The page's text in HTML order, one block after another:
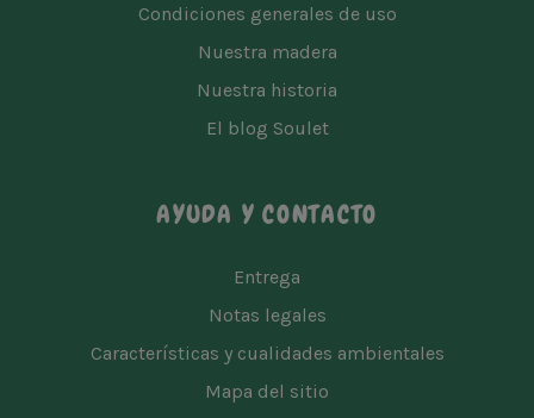
Condiciones generales de uso
Nuestra madera
Nuestra historia
El blog Soulet
AYUDA Y CONTACTO
Entrega
Notas legales
Características y cualidades ambientales
Mapa del sitio